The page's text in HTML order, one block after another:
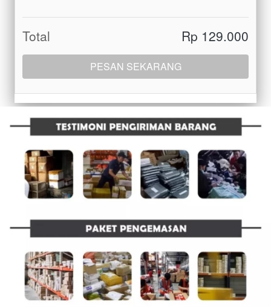
Total Rp 129.000
`PESAN SEKARANG